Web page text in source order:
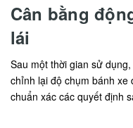
Cân bằng
lái
Sau một thời gian sử
chỉnh lại độ chụm bánh
chuẩn xác các quyết định